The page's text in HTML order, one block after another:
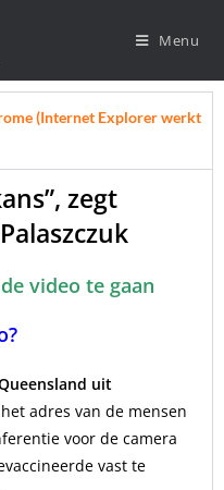
Menu
(Internet Explorer werkt
zegt
video te gaan
uit
adres van de mensen
voor de camera
vast te